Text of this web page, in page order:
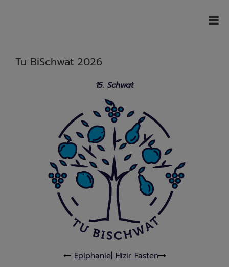
Tu BiSchwat 2026
15. Schwat
Epiphanie| Hizir Fasten